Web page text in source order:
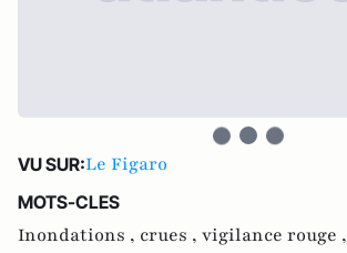
VU SUR:Le Figaro
MOTS-CLES
Inondations , crues , vigilance rouge ,